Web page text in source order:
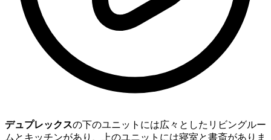
デュプレックスの下のユニットには広々としたリビングルー
ムとキッチンがあり、上のユニットには寝室と書斎がありま